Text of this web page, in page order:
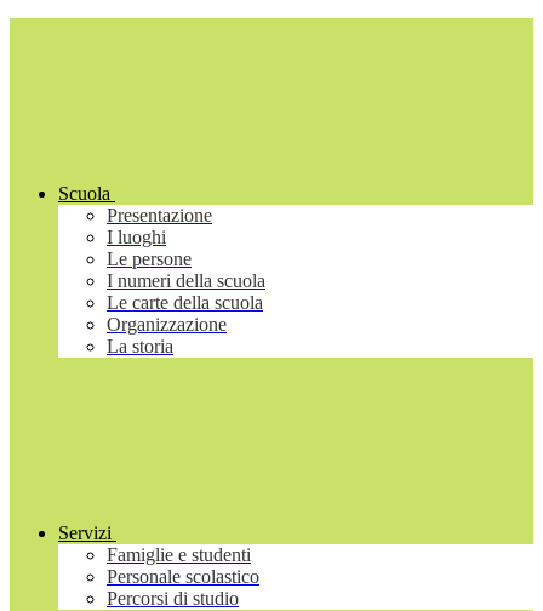
Scuola
Presentazione
I luoghi
Le persone
I numeri della scuola
Le carte della scuola
Organizzazione
La storia
Servizi
Famiglie e studenti
Personale scolastico
Percorsi di studio